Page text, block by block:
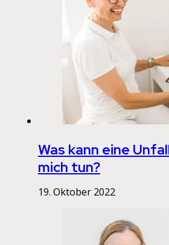
Was kann eine
mich tun?
19. Oktober 2022